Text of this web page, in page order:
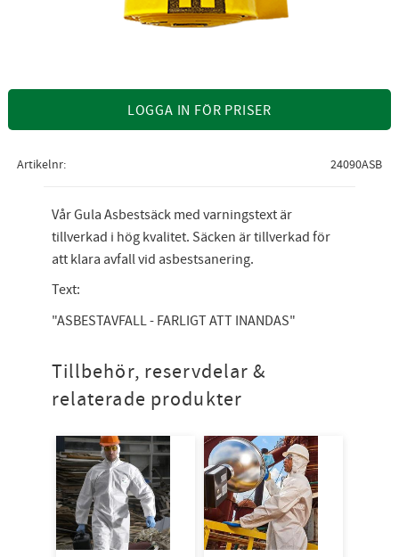
LOGGA IN FÖR PRISER
Artikelnr 24090ASB
Vår Gula Asbestsäck med varningstext är
tillverkad i hög kvalitet. Säcken är tillverkad för
att klara avfall vid asbestsanering.
Text:
"ASBESTAVFALL - FARLIGT ATT INANDAS"
Tillbehör, reservdelar &
relaterade produkter